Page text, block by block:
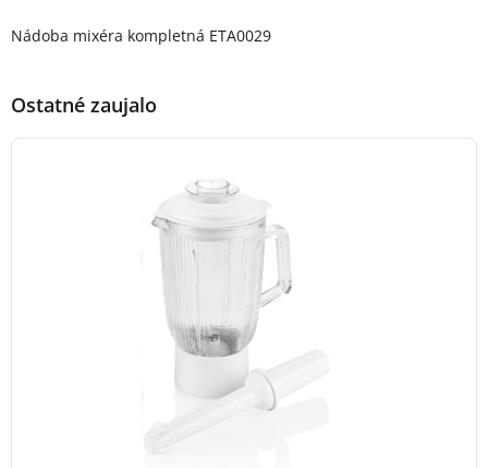
Nádoba mixéra kompletná ETA0029
Ostatné zaujalo